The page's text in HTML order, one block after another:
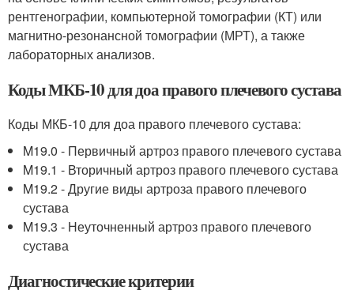
рентгенографии, компьютерной томографии (КТ) или
магнитно-резонансной томографии (МРТ), а также
лабораторных анализов.
Коды МКБ-10 для доа правого плечевого сустава
Коды МКБ-10 для доа правого плечевого сустава:
M19.0 - Первичный артроз правого плечевого сустава
M19.1 - Вторичный артроз правого плечевого сустава
M19.2 - Другие виды артроза правого плечевого
сустава
M19.3 - Неуточненный артроз правого плечевого
сустава
Диагностические критерии